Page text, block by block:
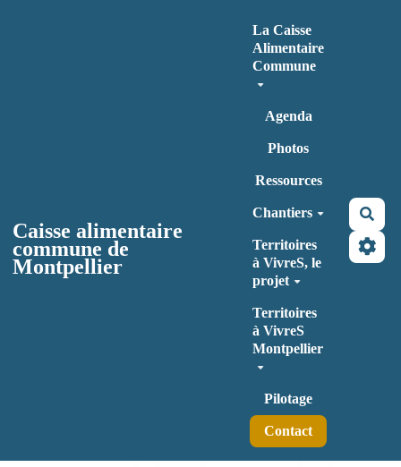
Caisse alimentaire
commune de
Montpellier
La Caisse
Alimentaire
Commune
Agenda
Photos
Ressources
Chantiers
Territoires
à VivreS, le
projet
Territoires
à VivreS
Montpellier
Pilotage
Contact